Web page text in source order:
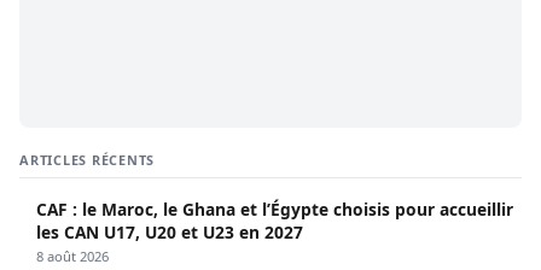
ARTICLES RÉCENTS
CAF : le Maroc, le Ghana et l’Égypte choisis pour accueillir
les CAN U17, U20 et U23 en 2027
8 août 2026